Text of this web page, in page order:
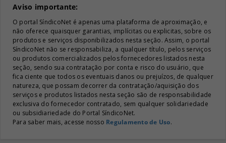
Aviso importante:
O portal SíndicoNet é apenas uma plataforma de aproximação, e
não oferece quaisquer garantias, implícitas ou explicitas, sobre os
produtos e serviços disponibilizados nesta seção. Assim, o portal
SíndicoNet não se responsabiliza, a qualquer título, pelos serviços
ou produtos comercializados pelos fornecedores listados nesta
seção, sendo sua contratação por conta e risco do usuário, que
fica ciente que todos os eventuais danos ou prejuízos, de qualquer
natureza, que possam decorrer da contratação/aquisição dos
serviços e produtos listados nesta seção são de responsabilidade
exclusiva do fornecedor contratado, sem qualquer solidariedade
ou subsidiariedade do Portal SíndicoNet.
Para saber mais, acesse nosso Regulamento de Uso.